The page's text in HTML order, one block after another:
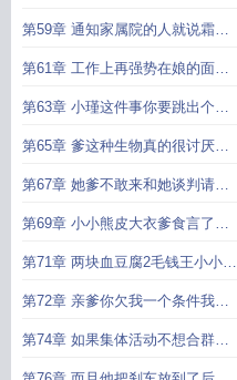
的老大你不能有一点点污点
第59章 通知家属院的人就说霜冻
提前必须今天收菜
第61章 工作上再强势在娘的面前
还不是工作猛虎变家猫
第63章 小瑾这件事你要跳出个人
恩怨从战备角度看待问题
第65章 爹这种生物真的很讨厌亲
爹喊着要吃的爹拿腿伤威胁他
第67章 她爹不敢来和她谈判请了
他搭档来她能说的过
第69章 小小熊皮大衣爹食言了麻
烦你还给我
第71章 两块血豆腐2毛钱王小小没
有说啥不要票她都喜欢
第72章 亲爹你欠我一个条件我想
到了再找你
第74章 如果集体活动不想合群就
要找到合适的借口避免被说